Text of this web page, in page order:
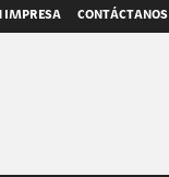
IMPRESA CONTÁCTANOS